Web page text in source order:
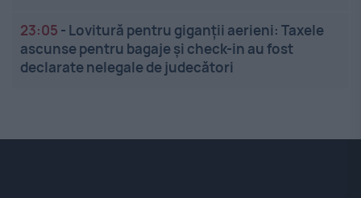
23:05 - Lovitură pentru giganții aerieni: Taxele
ascunse pentru bagaje și check-in au fost
declarate nelegale de judecători